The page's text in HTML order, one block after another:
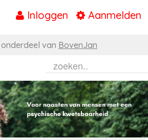
Inloggen Aanmelden
van BovenJan